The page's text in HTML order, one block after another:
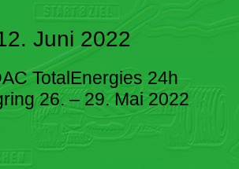
Juni 2022
TotalEnergies 24h
26. – 29. Mai 2022